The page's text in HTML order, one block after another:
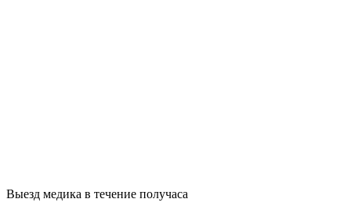
Выезд медика в течение получаса